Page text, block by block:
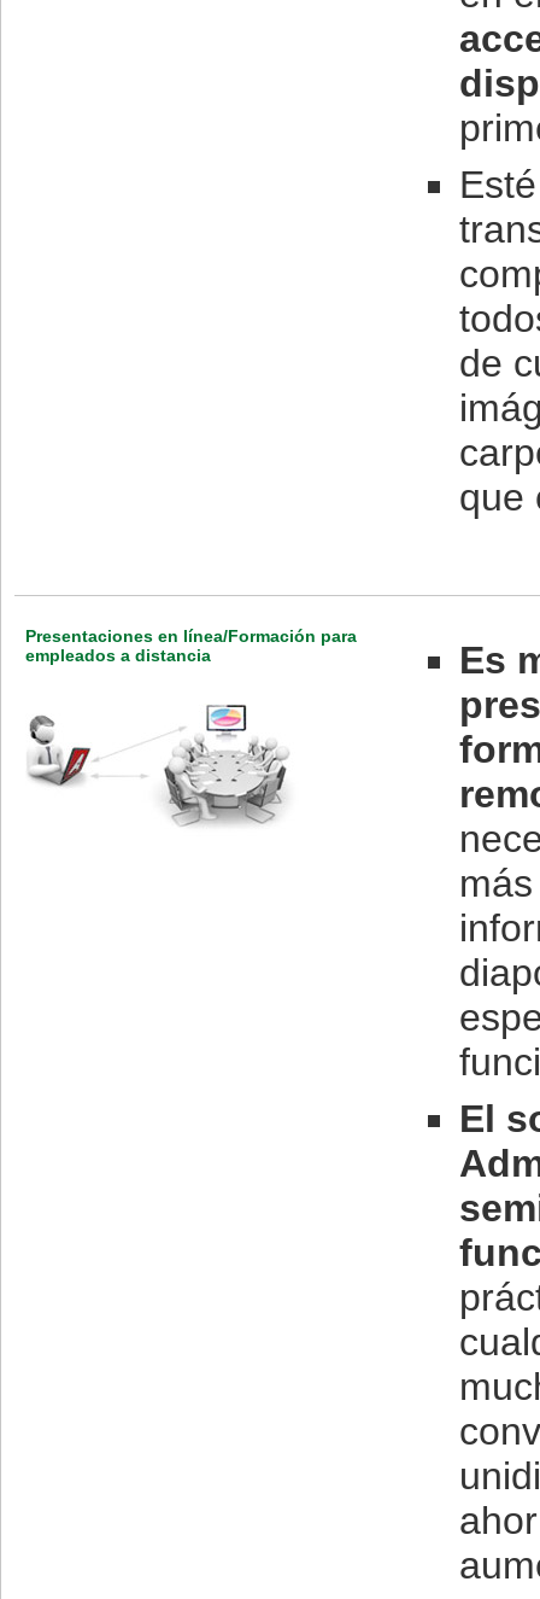
de
que
Presentaciones en línea/Formación para
empleados a distancia
Es
El